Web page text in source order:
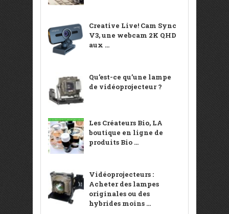
Creative Live! Cam Sync
V3, une webcam 2K QHD
aux ...
Qu’est-ce qu’une lampe
de vidéoprojecteur ?
Les Créateurs Bio, LA
boutique en ligne de
produits Bio ...
Vidéoprojecteurs :
Acheter des lampes
originales ou des
hybrides moins ...